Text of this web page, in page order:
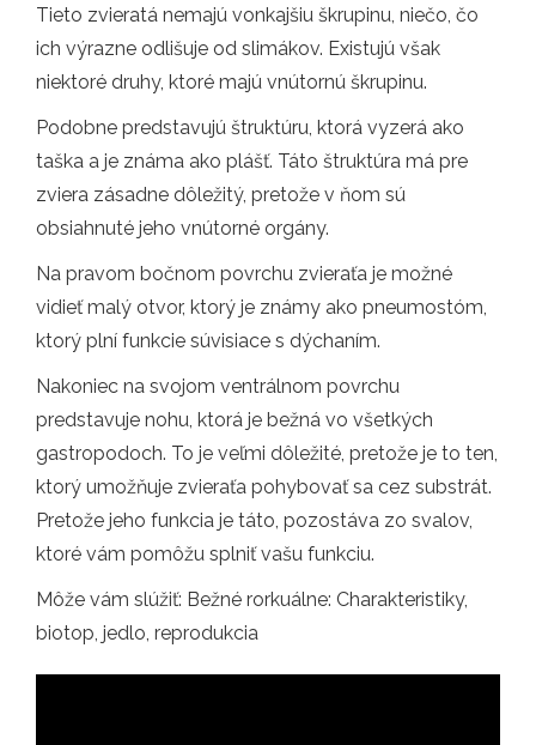
Tieto zvieratá nemajú vonkajšiu škrupinu, niečo, čo
ich výrazne odlišuje od slimákov. Existujú však
niektoré druhy, ktoré majú vnútornú škrupinu.
Podobne predstavujú štruktúru, ktorá vyzerá ako
taška a je známa ako plášť. Táto štruktúra má pre
zviera zásadne dôležitý, pretože v ňom sú
obsiahnuté jeho vnútorné orgány.
Na pravom bočnom povrchu zvieraťa je možné
vidieť malý otvor, ktorý je známy ako pneumostóm,
ktorý plní funkcie súvisiace s dýchaním.
Nakoniec na svojom ventrálnom povrchu
predstavuje nohu, ktorá je bežná vo všetkých
gastropodoch. To je veľmi dôležité, pretože je to ten,
ktorý umožňuje zvieraťa pohybovať sa cez substrát.
Pretože jeho funkcia je táto, pozostáva zo svalov,
ktoré vám pomôžu splniť vašu funkciu.
Môže vám slúžiť: Bežné rorkuálne: Charakteristiky,
biotop, jedlo, reprodukcia